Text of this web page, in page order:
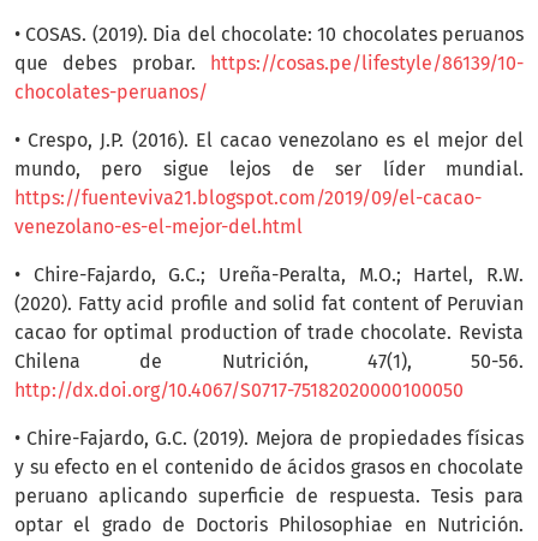
• COSAS. (2019). Dia del chocolate: 10 chocolates peruanos
que debes probar.
https://cosas.pe/lifestyle/86139/10-
chocolates-peruanos/
• Crespo, J.P. (2016). El cacao venezolano es el mejor del
mundo, pero sigue lejos de ser líder mundial.
https://fuenteviva21.blogspot.com/2019/09/el-cacao-
venezolano-es-el-mejor-del.html
• Chire-Fajardo, G.C.; Ureña-Peralta, M.O.; Hartel, R.W.
(2020). Fatty acid profile and solid fat content of Peruvian
cacao for optimal production of trade chocolate. Revista
Chilena de Nutrición, 47(1), 50-56.
http://dx.doi.org/10.4067/S0717-75182020000100050
• Chire-Fajardo, G.C. (2019). Mejora de propiedades físicas
y su efecto en el contenido de ácidos grasos en chocolate
peruano aplicando superficie de respuesta. Tesis para
optar el grado de Doctoris Philosophiae en Nutrición.